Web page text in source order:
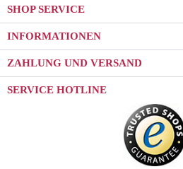
SHOP SERVICE
INFORMATIONEN
ZAHLUNG UND VERSAND
SERVICE HOTLINE